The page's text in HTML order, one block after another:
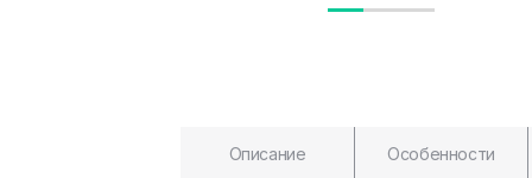
Описание Особенности